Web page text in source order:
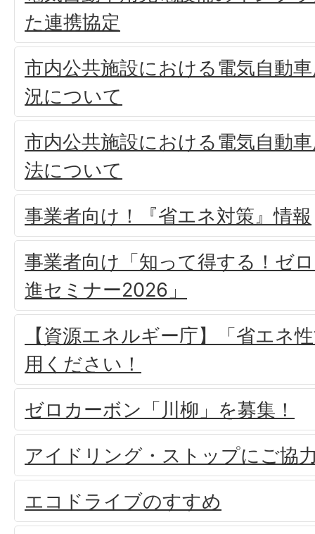
た連携協定
市内公共施設における電気自動
況について
市内公共施設における電気自動
法について
事業者向け！『省エネ対策』情報
事業者向け「知って得する！ゼ
進セミナー2026」
【資源エネルギー庁】「省エネ
用ください！
ゼロカーボン「川柳」を募集！
アイドリング・ストップにご協
エコドライブのすすめ